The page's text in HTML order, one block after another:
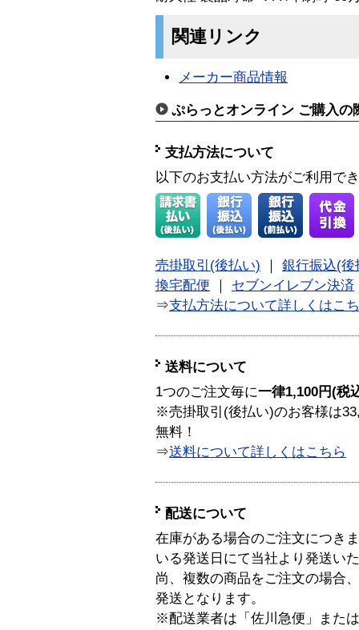
関連リンク
メーカー商品情報
ぷらっとオンライン ご購入の
支払方法について
以下のお支払い方法がご利用で
売掛取引(後払い)
銀行振込(後
換宅配便
セブンイレブン決済
⇒支払方法について詳しくはこ
送料について
1つのご注文毎に一律1,100円(税
※売掛取引(後払い)のお客様は
無料！
⇒送料について詳しくはこちら
配送について
在庫がある場合のご注文につき
いる発送日にて当社より発送い
尚、複数の商品をご注文の場合
発送となります。
※配送業者は「佐川急便」また